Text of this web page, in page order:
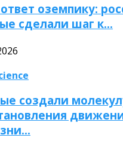
оземпику:
сделали шаг к…
создали